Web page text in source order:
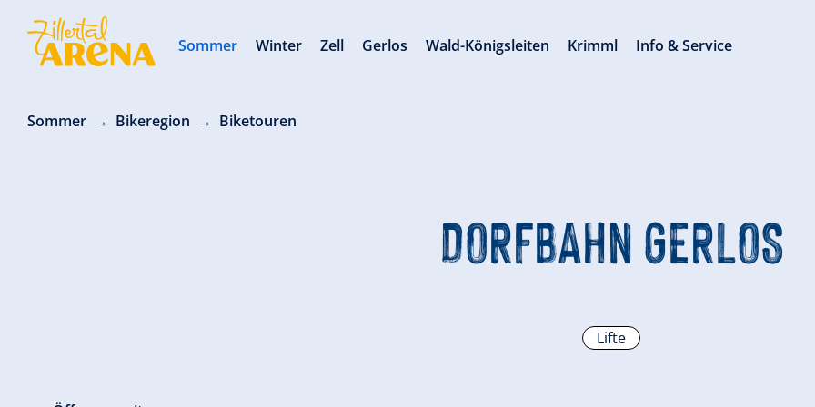
Sommer Bikeregion Biketouren
DORFBAHN GERLOS
Lifte
Sommer Winter Zell Gerlos Wald-Königsleiten Krimml Info & Service